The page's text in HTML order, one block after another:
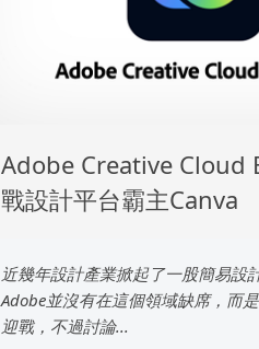
Adobe Creative Cloud
戰設計平台霸主Canva
近幾年設計產業掀起了一股簡易設
Adobe並沒有在這個領域缺席，而
迎戰，不過討論...